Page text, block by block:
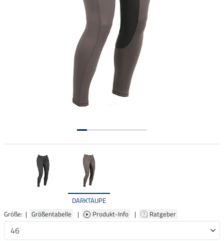
DARKTAUPE
Größe: | Größentabelle | Produkt-Info | Ratgeber